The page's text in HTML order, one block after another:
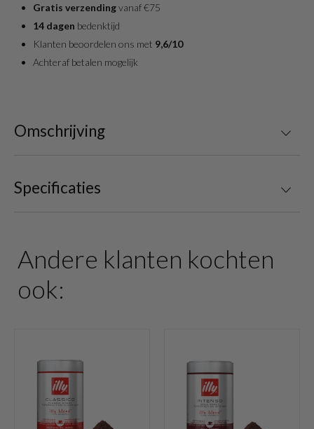
Gratis verzendingvanaf €75
14 dagen bedenktijd
Klanten beoordelen ons met 9,6/10
Achteraf betalen mogelijk
Omschrijving
Specificaties
Andere klanten kochten
ook: